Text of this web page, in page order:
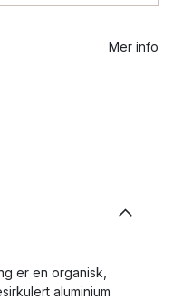
Mer info
er en organisk,
aluminium